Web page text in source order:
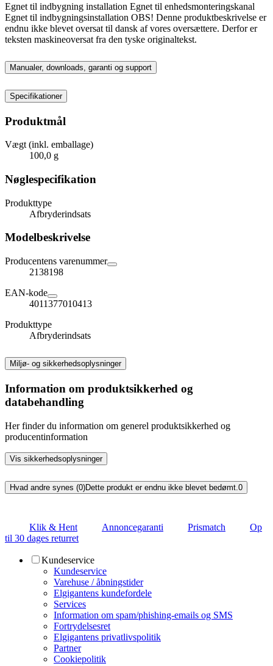
Egnet til indbygning installation Egnet til enhedsmonteringskanal
Egnet til indbygningsinstallation OBS! Denne produktbeskrivelse er
endnu ikke blevet oversat til dansk af vores oversættere. Derfor er
teksten maskineoversat fra den tyske originaltekst.
Manualer, downloads, garanti og support
Specifikationer
Produktmål
Vægt (inkl. emballage)
100,0 g
Nøglespecifikation
Produkttype
Afbryderindsats
Modelbeskrivelse
Producentens varenummer
2138198
EAN-kode
4011377010413
Produkttype
Afbryderindsats
Miljø- og sikkerhedsoplysninger
Information om produktsikkerhed og
databehandling
Her finder du information om generel produktsikkerhed og
producentinformation
Vis sikkerhedsoplysninger
Hvad andre synes (0)Dette produkt er endnu ikke blevet bedømt. 0
Klik & Hent Annoncegaranti Prismatch
Op
til 30 dages returret
Kundeservice
Kundeservice
Varehuse / åbningstider
Elgigantens kundefordele
Services
Information om spam/phishing-emails og SMS
Fortrydelsesret
Elgigantens privatlivspolitik
Partner
Cookiepolitik